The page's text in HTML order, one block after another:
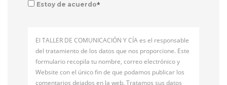
Estoy de acuerdo*
El TALLER DE COMUNICACIÓN Y CÍA es el responsable
del tratamiento de los datos que nos proporcione. Este
formulario recopila tu nombre, correo electrónico y
Website con el único fin de que podamos publicar los
comentarios dejados en la web. Tratamos sus datos